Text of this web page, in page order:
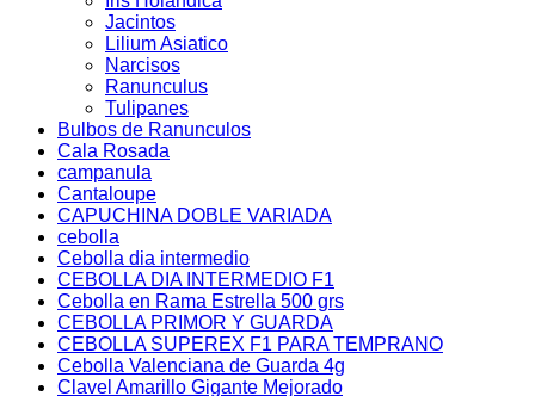
Jacintos
Lilium Asiatico
Narcisos
Ranunculus
Tulipanes
Bulbos de Ranunculos
Cala Rosada
campanula
Cantaloupe
CAPUCHINA DOBLE VARIADA
cebolla
Cebolla dia intermedio
CEBOLLA DIA INTERMEDIO F1
Cebolla en Rama Estrella 500 grs
CEBOLLA PRIMOR Y GUARDA
CEBOLLA SUPEREX F1 PARA TEMPRANO
Cebolla Valenciana de Guarda 4g
Clavel Amarillo Gigante Mejorado